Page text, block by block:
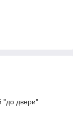
"до двери"